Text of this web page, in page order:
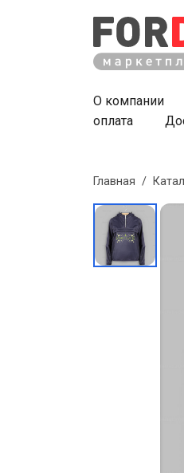
О компании
оплата
Главная /